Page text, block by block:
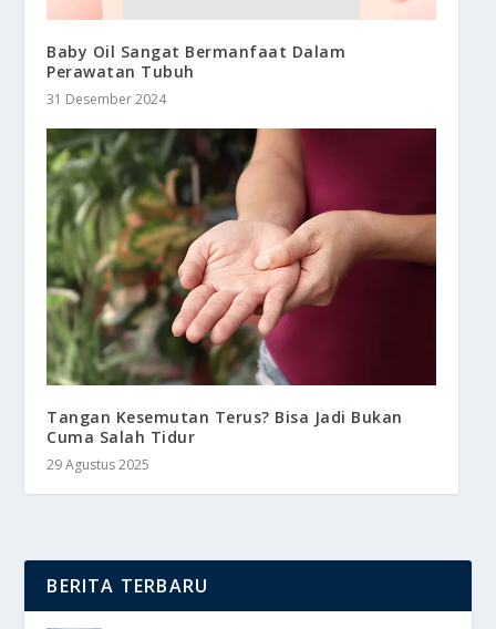
Baby Oil Sangat Bermanfaat Dalam
Perawatan Tubuh
31 Desember 2024
Tangan Kesemutan Terus? Bisa Jadi Bukan
Cuma Salah Tidur
29 Agustus 2025
BERITA TERBARU